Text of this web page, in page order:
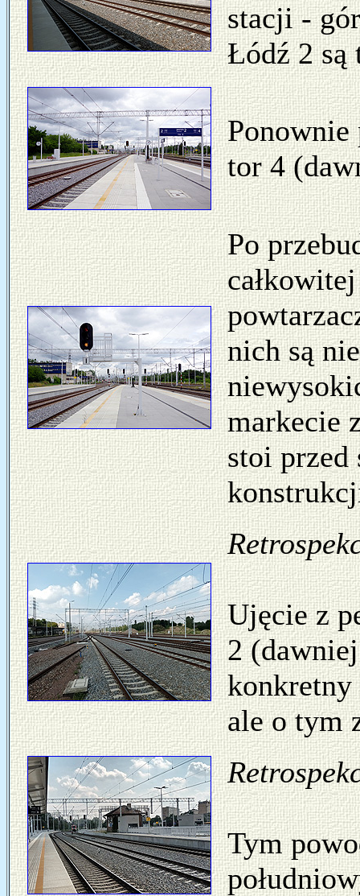
stacji -
Łódź 2 są
tor 4
Po
nich są
markecie
stoi
Ujęcie z
2
konkretny
ale o tym
Tym